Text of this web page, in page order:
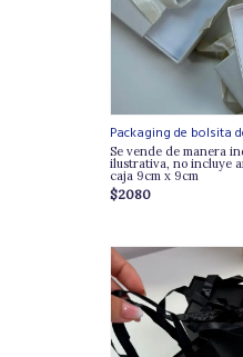
Packaging de bolsita
Se vende de manera
ilustrativa, no incluye
caja 9cm x 9cm
$2080